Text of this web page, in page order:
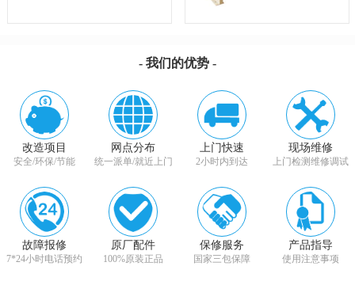
- 我们的优势 -
改造项目
安全/环保/节能
网点分布
统一派单/就近上门
上门快速
2小时内到达
现场维修
上门检测维修调试
故障报修
7*24小时电话预约
原厂配件
100%原装正品
保修服务
国家三包保障
产品指导
使用注意事项